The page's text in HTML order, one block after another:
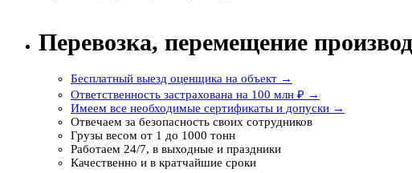
Перевозка, перемещение
Бесплатный выезд оценщика на объект →
Ответственность застрахована на 100 млн ₽ →
Имеем все необходимые сертификаты и допуски →
Отвечаем за безопасность своих сотрудников
Грузы весом от 1 до 1000 тонн
Работаем 24/7, в выходные и праздники
Качественно и в кратчайшие сроки